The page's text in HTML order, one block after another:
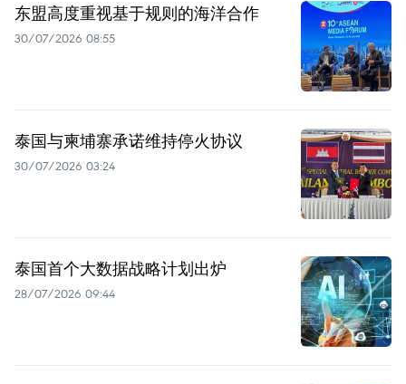
东盟高度重视基于规则的海洋合作
30/07/2026 08:55
泰国与柬埔寨承诺维持停火协议
30/07/2026 03:24
泰国首个大数据战略计划出炉
28/07/2026 09:44